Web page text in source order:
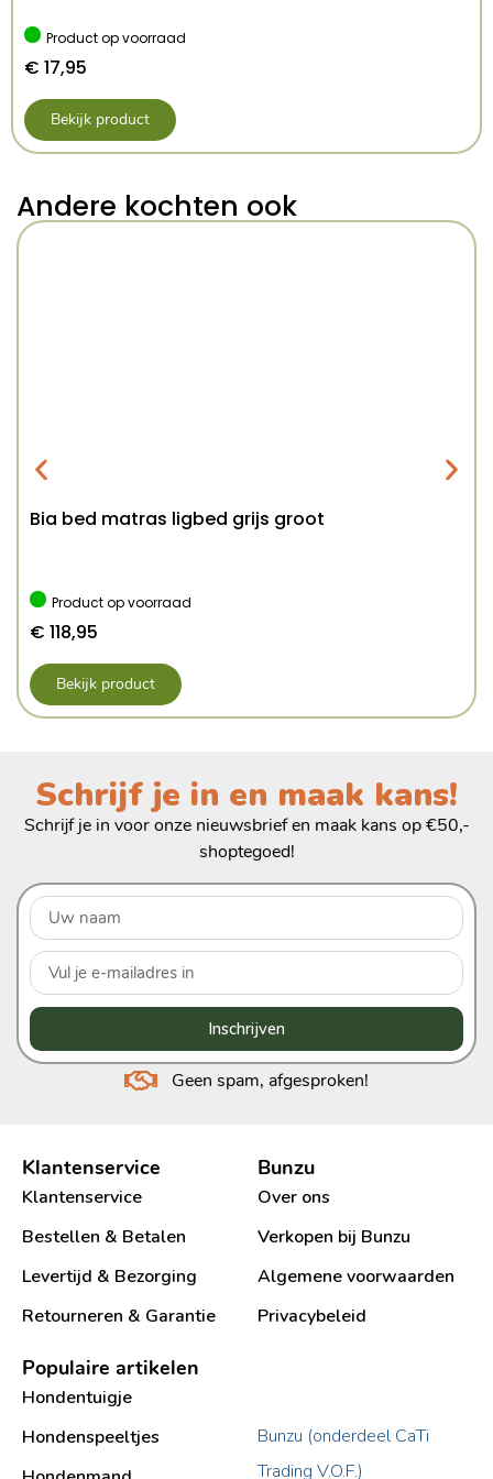
Product op voorraad
€ 17,95
Bekijk product
Andere kochten ook
Bia bed matras ligbed grijs groot
Product op voorraad
€ 118,95
Bekijk product
Schrijf je in en maak kans!
Schrijf je in voor onze nieuwsbrief en maak kans op €50,-
shoptegoed!
Inschrijven
Geen spam, afgesproken!
Klantenservice
Klantenservice
Bestellen & Betalen
Levertijd & Bezorging
Retourneren & Garantie
Bunzu
Over ons
Verkopen bij Bunzu
Algemene voorwaarden
Privacybeleid
Populaire artikelen
Hondentuigje
Hondenspeeltjes
Bunzu (onderdeel CaTi
Trading V.O.F.)